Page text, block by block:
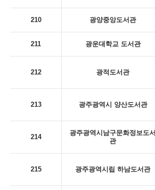
210 광양중앙도서관
211 광운대학교 도서관
212 광적도서관
213 광주광역시 양산도서관
214
광주광역시남구문화정보도서
관
215 광주광역시립 하남도서관